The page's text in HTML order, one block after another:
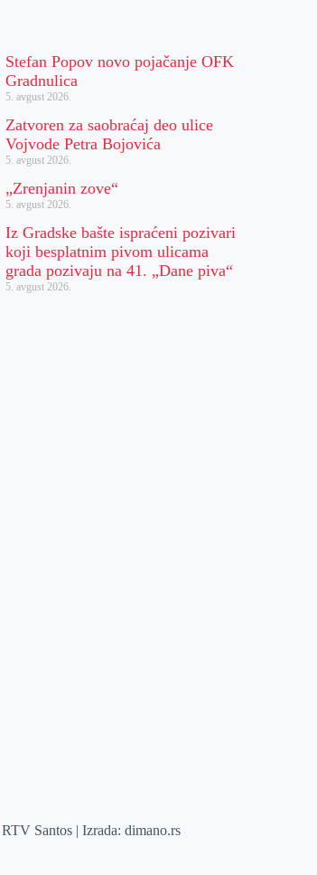
Stefan Popov novo pojačanje OFK
Gradnulica
5. avgust 2026.
Zatvoren za saobraćaj deo ulice
Vojvode Petra Bojovića
5. avgust 2026.
„Zrenjanin zove“
5. avgust 2026.
Iz Gradske bašte ispraćeni pozivari
koji besplatnim pivom ulicama
grada pozivaju na 41. „Dane piva“
5. avgust 2026.
Santos | Izrada:dimano.rs